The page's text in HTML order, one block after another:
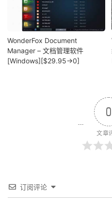
WonderFox Document
Manager – 文档管理软件
[Windows][$29.95→0]
0
文章
订阅评论